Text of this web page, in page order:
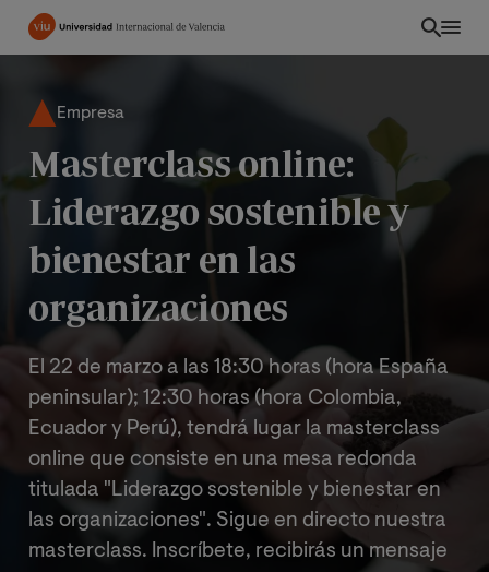
Pasar
CO
Empresa
Masterclass online:
Liderazgo sostenible y
bienestar en las
organizaciones
El 22 de marzo a las 18:30 horas (hora España
peninsular); 12:30 horas (hora Colombia,
Ecuador y Perú), tendrá lugar la masterclass
online que consiste en una mesa redonda
titulada "Liderazgo sostenible y bienestar en
las organizaciones". Sigue en directo nuestra
masterclass. Inscríbete, recibirás un mensaje